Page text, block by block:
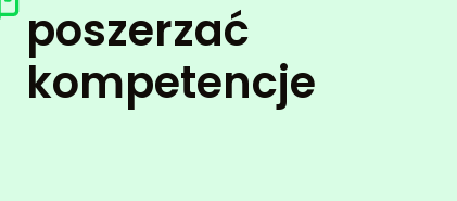
poszerzać
kompetencje